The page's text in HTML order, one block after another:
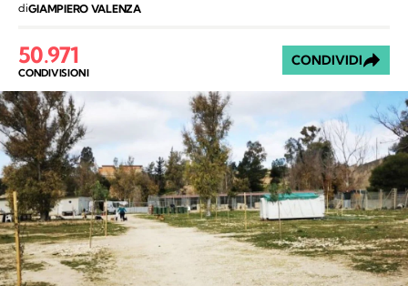
diGIAMPIERO VALENZA
50.971
CONDIVISIONI
CONDIVIDI